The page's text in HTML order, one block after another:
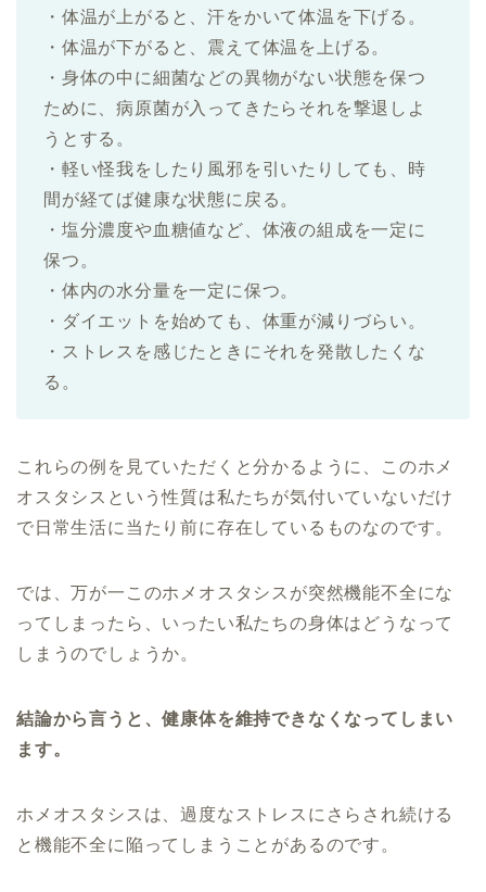
・体温が上がると、汗をかいて体温を下げる。
・体温が下がると、震えて体温を上げる。
・身体の中に細菌などの異物がない状態を保つ
ために、病原菌が入ってきたらそれを撃退しよ
うとする。
・軽い怪我をしたり風邪を引いたりしても、時
間が経てば健康な状態に戻る。
・塩分濃度や血糖値など、体液の組成を一定に
保つ。
・体内の水分量を一定に保つ。
・ダイエットを始めても、体重が減りづらい。
・ストレスを感じたときにそれを発散したくな
る。
これらの例を見ていただくと分かるように、このホメ
オスタシスという性質は私たちが気付いていないだけ
で日常生活に当たり前に存在しているものなのです。
では、万が一このホメオスタシスが突然機能不全にな
ってしまったら、いったい私たちの身体はどうなって
しまうのでしょうか。
結論から言うと、健康体を維持できなくなってしまい
ます。
ホメオスタシスは、過度なストレスにさらされ続ける
と機能不全に陥ってしまうことがあるのです。